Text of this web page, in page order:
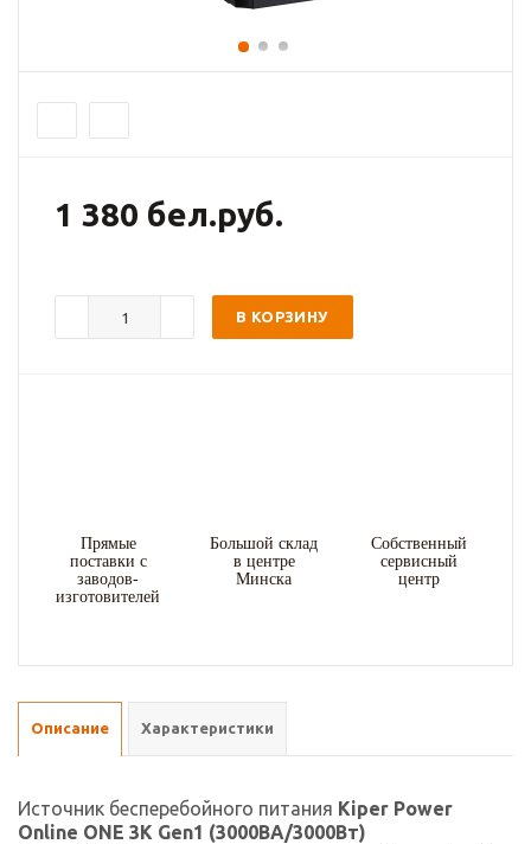
1 380 бел.руб.
В КОРЗИНУ
Прямые
поставки с
заводов-
изготовителей
Большой склад
в центре
Минска
Собственный
сервисный
центр
Описание Характеристики
Источник бесперебойного питания Kiper Power
Online ONE 3K Gen1 (3000ВА/3000Вт)